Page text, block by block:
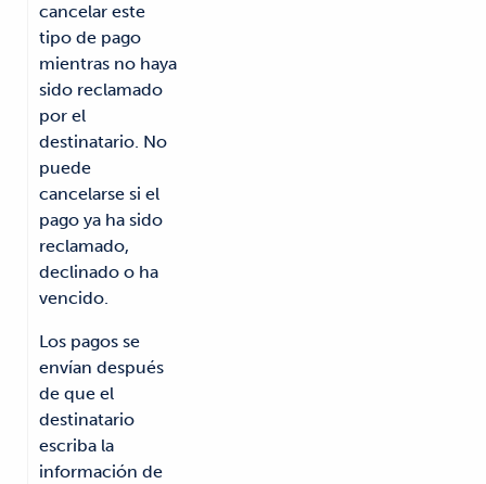
cancelar este
tipo de pago
mientras no haya
sido reclamado
por el
destinatario. No
puede
cancelarse si el
pago ya ha sido
reclamado,
declinado o ha
vencido.
Los pagos se
envían después
de que el
destinatario
escriba la
información de